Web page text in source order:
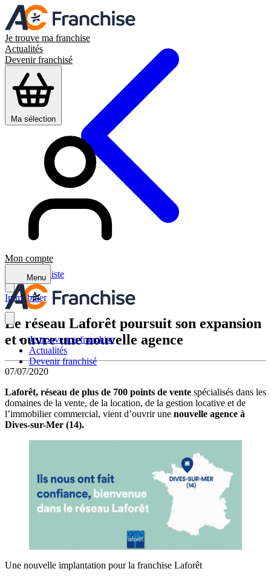
Je trouve ma franchise
Actualités
Devenir franchisé
Ma sélection
Mon compte
Menu
Je trouve ma franchise
Actualités
Devenir franchisé
Retour à la liste
Immobilier
Le réseau Laforêt poursuit son expansion
et ouvre une nouvelle agence
07/07/2020
Laforêt, réseau de plus de 700 points de vente spécialisés dans les
domaines de la vente, de la location, de la gestion locative et de
l’immobilier commercial, vient d’ouvrir une nouvelle agence à
Dives-sur-Mer (14).
Une nouvelle implantation pour la franchise Laforêt